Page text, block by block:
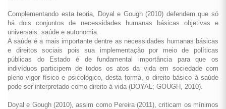
Complementando esta teoria, Doyal e Gough (2010) defendem que só
há dois conjuntos de necessidades humanas básicas objetivas e
universais: saúde e autonomia.
A saúde é a mais importante dentre as necessidades humanas básicas
e direitos sociais pois sua implementação por meio de políticas
públicas do Estado é de fundamental importância para que os
indivíduos participem de todos os atos da vida em sociedade com
pleno vigor físico e psicológico, desta forma, o direito básico à saúde
pode ser interpretado como direito à vida (DOYAL; GOUGH, 2010).
Doyal e Gough (2010), assim como Pereira (2011), criticam os mínimos